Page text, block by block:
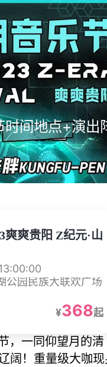
间地点+演出
爽爽贵阳 Z纪元·山
公园民族大联欢广场
¥368起
，一同仰望月的清
阔！重量级大咖